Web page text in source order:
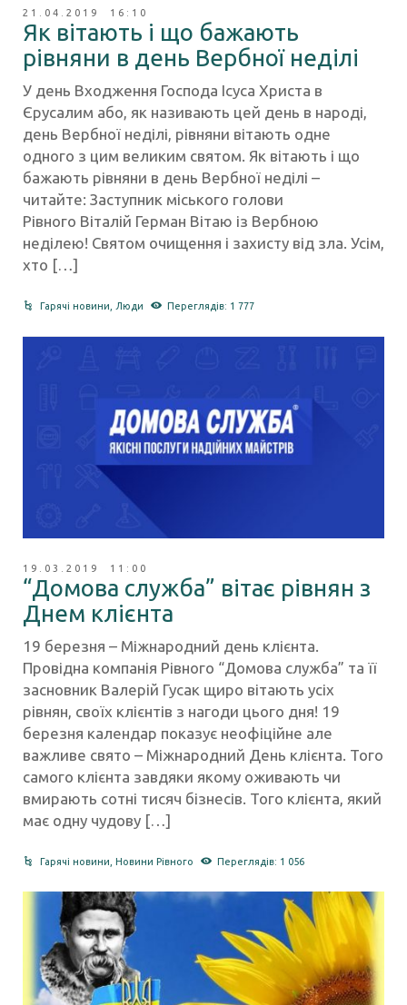
21.04.2019 16:10
Як вітають і що бажають
рівняни в день Вербної неділі
У день Входження Господа Ісуса Христа в
Єрусалим або, як називають цей день в народі,
день Вербної неділі, рівняни вітають одне
одного з цим великим святом. Як вітають і що
бажають рівняни в день Вербної неділі –
читайте: Заступник міського голови
Рівного Віталій Герман Вітаю із Вербною
неділею! Святом очищення і захисту від зла. Усім,
хто […]
Гарячі новини Люди Переглядів: 1 777
19.03.2019 11:00
“Домова служба” вітає рівнян з
Днем клієнта
19 березня – Міжнародний день клієнта.
Провідна компанія Рівного “Домова служба” та її
засновник Валерій Гусак щиро вітають усіх
рівнян, своїх клієнтів з нагоди цього дня! 19
березня календар показує неофіційне але
важливе свято – Міжнародний День клієнта. Того
самого клієнта завдяки якому оживають чи
вмирають сотні тисяч бізнесів. Того клієнта, який
має одну чудову […]
Гарячі новини ,Новини Рівного Переглядів: 1 056